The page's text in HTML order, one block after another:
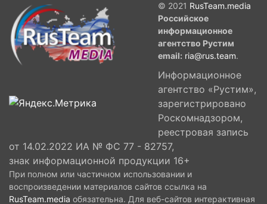
© 2021 RusTeam.media
Российское
информационное
агентство Рустим
email: ria@rus.team.
Информационное
агентство «Рустим»,
зарегистрировано
Роскомнадзором,
реестровая запись
от 14.02.2022 ИА № ФС 77 - 82757,
знак информационной продукции 16+
При полном или частичном использовании и
воспроизведении материалов сайтов ссылка на
RusTeam.media обязательна. Для веб-сайтов интерактивная